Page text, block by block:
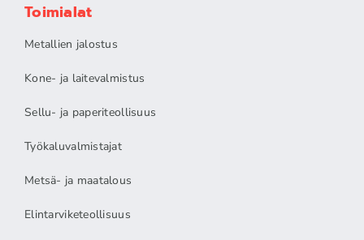
Toimialat
Metallien jalostus
Kone- ja laitevalmistus
Sellu- ja paperiteollisuus
Työkaluvalmistajat
Metsä- ja maatalous
Elintarviketeollisuus